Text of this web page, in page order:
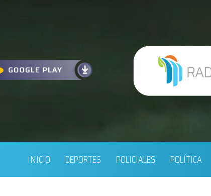
INICIO DEPORTES POLICIALES POLÍTICA